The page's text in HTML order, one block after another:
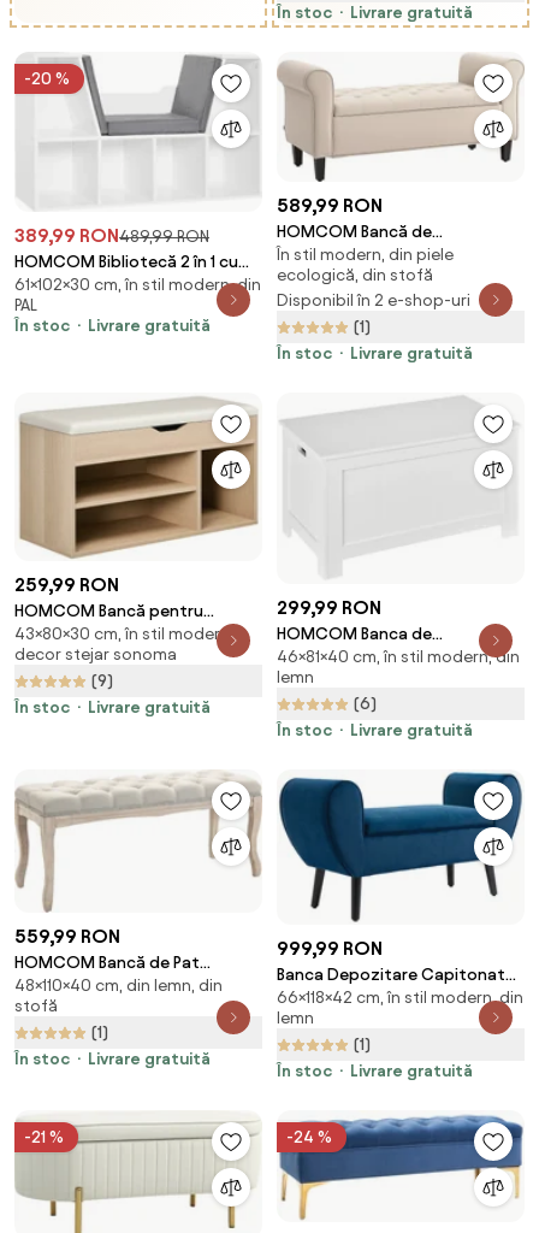
În stoc
Livrare gratuită
-20 %
389,99 RON489,99 RON
HOMCOM Bibliotecă 2 în 1 cu
Perne Confortabile și 6
Compartimente, Mobilier
Multifuncțional pentru Cărți și
102x30x61 cm, Alb | Aosom
Romania
61×102×30 cm, în stil modern, din
PAL
În stoc
Livrare gratuită
589,99 RON
HOMCOM Bancă de
Depozitare din Țesătură tip
Catifea cu Spațiu Ascuns, Bej |
Aosom Romania
În stil modern, din piele
ecologică, din stofă
Disponibil în 2 e-shop-uri
(1)
În stoc
Livrare gratuită
259,99 RON
HOMCOM Bancă pentru
Pantofi cu 3 Compartimente,
Spațiu Ascuns și Șezut din Piele
PU, 80x30x43 cm, Lemn Natural
| Aosom Romania
43×80×30 cm, în stil modern,
decor stejar sonoma
(9)
În stoc
Livrare gratuită
299,99 RON
HOMCOM Banca de
Depozitare Multifunctionala
din Lemn MDF, 2 Manere si
Deschidere cu Blocare de
Siguranta, 81x40x46cm, Alb
46×81×40 cm, în stil modern, din
lemn
(6)
În stoc
Livrare gratuită
559,99 RON
HOMCOM Bancă de Pat
Vintage cu Butoni, Bancă
Capitonată cu Picioare din
Lemn, 110x40x48 cm, Bej |
Aosom Romania
48×110×40 cm, din lemn, din
stofă
(1)
În stoc
Livrare gratuită
999,99 RON
Banca Depozitare Capitonata
HOMCOM, Banca Capatul
patului din Tesatura Catifelata
cu Cotiere, 118x42x66cm,
Albastru inchis | Aosom
66×118×42 cm, în stil modern, din
lemn
(1)
În stoc
Livrare gratuită
-21 % -24 %